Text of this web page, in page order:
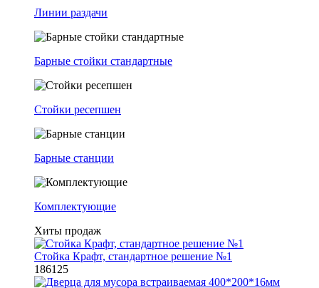
Линии раздачи
Барные стойки стандартные
Стойки ресепшен
Барные станции
Комплектующие
Хиты продаж
Стойка Крафт, стандартное решение №1
186125